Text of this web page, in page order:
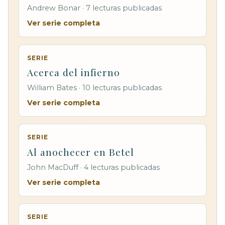
Andrew Bonar · 7 lecturas publicadas
Ver serie completa
SERIE
Acerca del infierno
William Bates · 10 lecturas publicadas
Ver serie completa
SERIE
Al anochecer en Betel
John MacDuff · 4 lecturas publicadas
Ver serie completa
SERIE